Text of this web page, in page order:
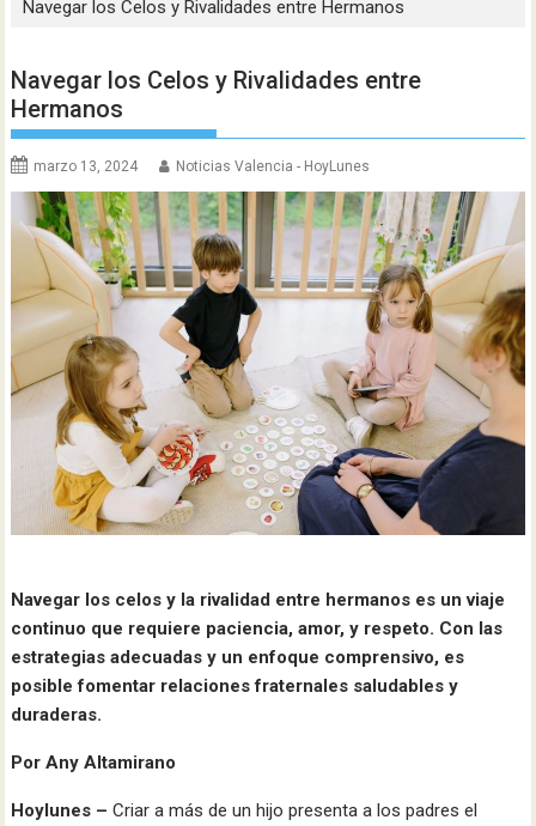
Navegar los Celos y Rivalidades entre Hermanos
Navegar los Celos y Rivalidades entre
Hermanos
marzo 13, 2024 Noticias Valencia - HoyLunes
Navegar los celos y la rivalidad entre hermanos es un viaje
continuo que requiere paciencia, amor, y respeto. Con las
estrategias adecuadas y un enfoque comprensivo, es
posible fomentar relaciones fraternales saludables y
duraderas.
Por Any Altamirano
Hoylunes – Criar a más de un hijo presenta a los padres el